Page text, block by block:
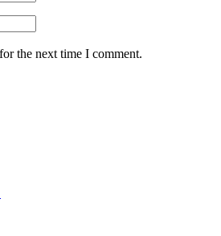
the next time I comment.